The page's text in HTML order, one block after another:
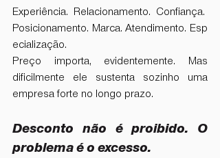
Experiência. Relacionamento. Confiança.
Posicionamento. Marca. Atendimento. Esp
ecialização.
Preço importa, evidentemente. Mas
dificilmente ele sustenta sozinho uma
empresa forte no longo prazo.
Desconto não é proibido. O
problema é o excesso.